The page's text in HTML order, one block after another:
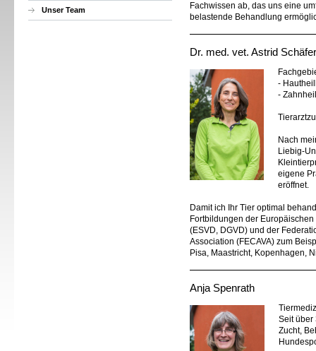
Unser Team
Fachwissen ab, das uns eine
belastende Behandlung
Dr. med. vet. Astrid Schäfer
-
-
Nach
Liebig-
eigene
eröffnet.
Damit ich Ihr Tier optimal
Fortbildungen der
(ESVD, DGVD) und der
Association (FECAVA) zum
Pisa, Maastricht, Kopenhagen,
Anja Spenrath
Seit über
Zucht,